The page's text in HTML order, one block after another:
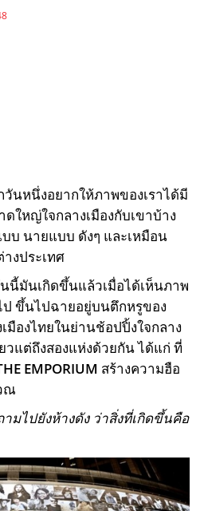
วันหนึ่งอยากให้ภาพของเราได้มี
หญ่ใจกลางเมืองกับเขาบ้าง
บ นายแบบ ดังๆ และเหมือน
งประเทศ
นี้มันเกิดขึ้นแล้วเมื่อได้เห็นภาพ
ขึ้นไปฉายอยู่บนตึกหรูของ
องไทยในย่านช้อปปิ้งใจกลาง
วแต่ถึงสองแห่งด้วยกัน ได้แก่ ที่
EMPORIUM สร้างความฮือ
ณ
มไปยังห้างดัง ว่าสิ่งที่เกิดขึ้นคือ